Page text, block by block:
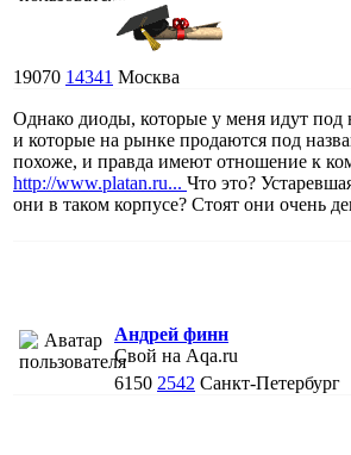
19070 14341 Москва
Однако диоды, которые у меня идут под
и которые на рынке продаются под
похоже, и правда имеют отношение к
http://www.platan.ru... Что это?
они в таком корпусе? Стоят они очень
Андрей финн
Свой на Aqa.ru
6150 2542 Санкт-Петербург